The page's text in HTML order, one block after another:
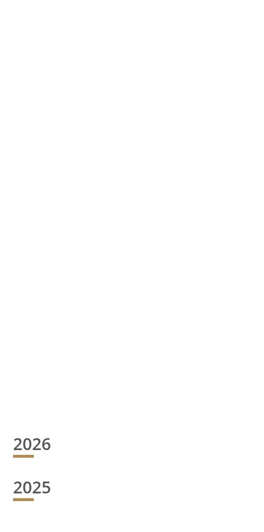
2026
2025